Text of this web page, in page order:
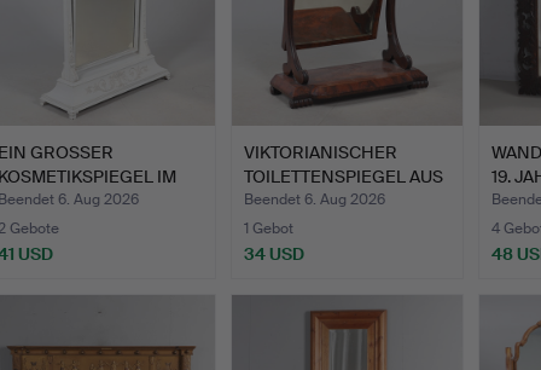
EIN GROSSER
KOSMETIKSPIEGEL IM
NEOKLASSISC…
Beendet 6. Aug 2026
Gebote
USD
VIKTORIANISCHER
TOILETTENSPIEGEL AUS
MAHAG…
Beendet 6. Aug 2026
1 Gebot
34 USD
19.
4
48